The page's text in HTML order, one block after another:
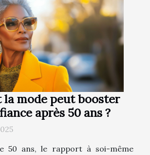
la mode peut booster
après 50 ans ?
50 ans, le rapport à soi-même